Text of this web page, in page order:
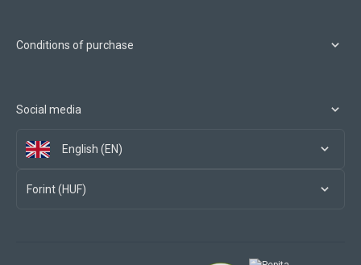
Conditions of purchase
Social media
English (EN)
Forint (HUF)